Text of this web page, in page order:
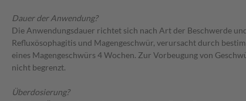
Dauer der Anwendung?
Die Anwendungsdauer richtet sich nach Art der Beschwerde
Refluxösophagitis und Magengeschwür, verursacht durch
eines Magengeschwürs 4 Wochen. Zur Vorbeugung von
nicht begrenzt.
Überdosierung?